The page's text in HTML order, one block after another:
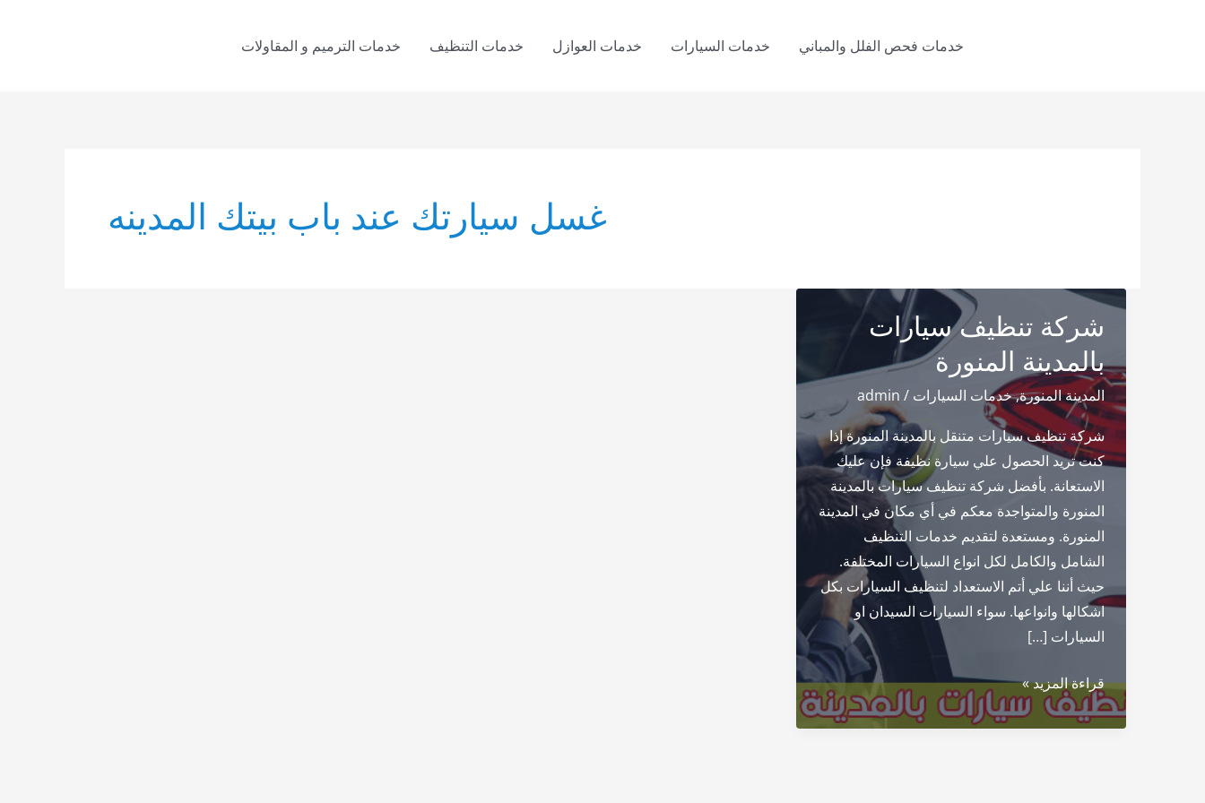
خدمات فحص الفلل والمباني خدمات السيارات خدمات العوازل خدمات التنظيف خدمات الترميم و المقاولات
غسل سيارتك عند باب بيتك المدينه
شركة تنظيف سيارات
بالمدينة المنورة
المدينة المنورة,خدمات السيارات /
admin
شركة تنظيف سيارات متنقل بالمدينة المنورة إذا
كنت تريد الحصول علي سيارة نظيفة فإن عليك
الاستعانة. بأفضل شركة تنظيف سيارات بالمدينة
المنورة والمتواجدة معكم في أي مكان في المدينة
المنورة. ومستعدة لتقديم خدمات التنظيف
الشامل والكامل لكل انواع السيارات المختلفة.
حيث أننا علي أتم الاستعداد لتنظيف السيارات بكل
اشكالها وانواعها. سواء السيارات السيدان او
السيارات […]
شركة
تنظيف
سيارات
قراءة المزيد »